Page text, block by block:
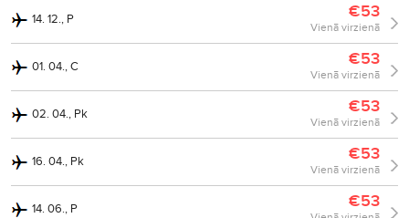
14. 12., P €53
Vienā virzienā
01. 04., C €53
Vienā virzienā
02. 04., Pk €53
Vienā virzienā
16. 04., Pk €53
Vienā virzienā
14. 06., P €53